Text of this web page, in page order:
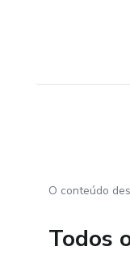
O conteúdo
Todos